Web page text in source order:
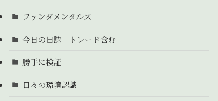
ファンダメンタルズ
今日の日誌 トレード含む
勝手に検証
日々の環境認識